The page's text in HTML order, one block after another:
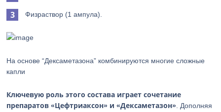
Физраствор (1 ампула).
На основе “Дексаметазона” комбинируются многие сложные
капли
Ключевую роль этого состава играет сочетание
препаратов «Цефтриаксон» и «Дексаметазон» . Дополняя